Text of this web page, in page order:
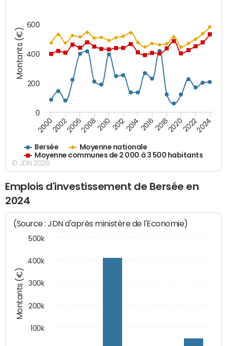
Montants (€)
Bersée
Moyenne nationale
Moyenne communes de 2 000 à 3 500 habitants
20002002200620082010 2012201420162018202020222024
0
200
400
600
© JDN 2026
Emplois d'investissement de Bersée en
2024
Montants (€)
(Source : JDN d'après ministère de l'Economie)
100k
200k
300k
400k
500k